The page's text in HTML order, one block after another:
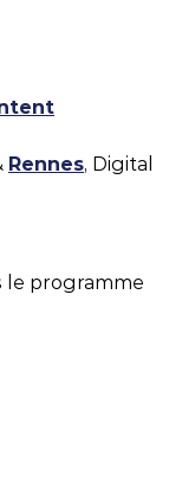
Rennes, Digital
le programme